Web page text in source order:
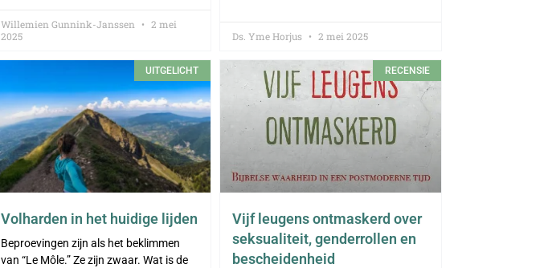
Willemien Gunnink-Janssen
2 mei
2025
Ds. Yme Horjus 2 mei 2025
UITGELICHT
Volharden in het huidige lijden
Beproevingen zijn als het beklimmen
van “Le Môle.” Ze zijn zwaar. Wat is de
RECENSIE
Vijf leugens ontmaskerd over
seksualiteit, genderrollen en
bescheidenheid